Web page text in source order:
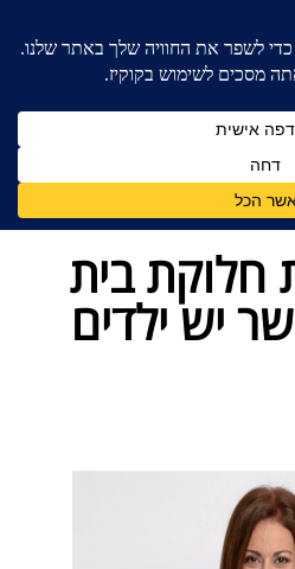
עורכי דין לענייני משפחה
כאשר יש ילדים
חלוקת בית
יש ילדים